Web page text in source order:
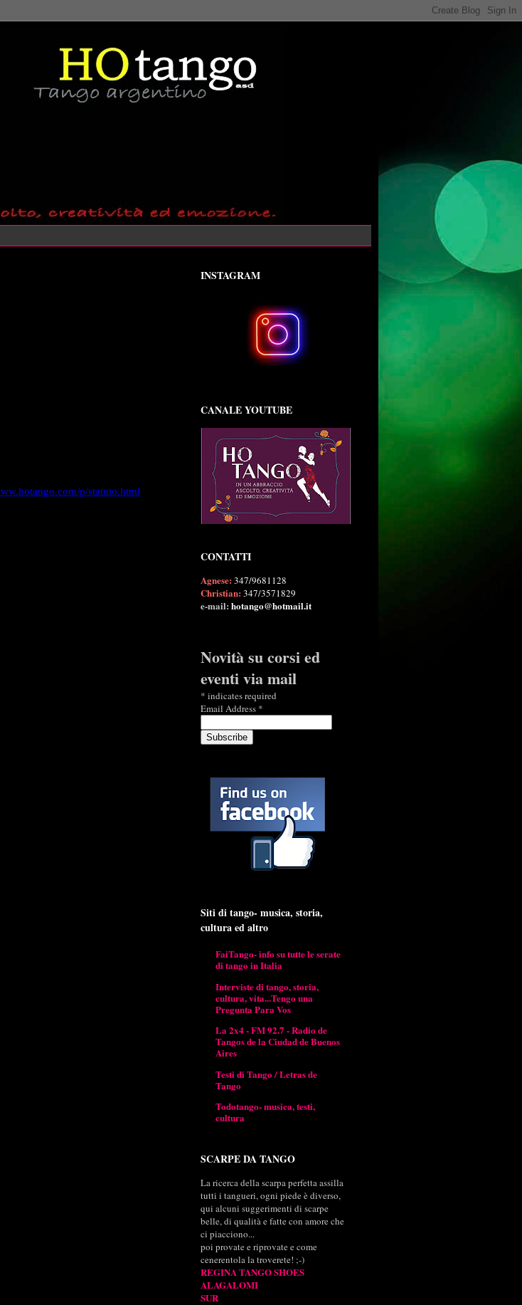
INSTAGRAM
CANALE YOUTUBE
CONTATTI
Agnese:347/9681128
Christian:347/3571829
e-mail: hotango@hotmail.it
Novità su corsi ed
eventi via mail
* indicates required
Email Address *
Siti di tango- musica, storia,
cultura ed altro
FaiTango- info su tutte le serate
di tango in Italia
Interviste di tango, storia,
cultura, vita...Tengo una
Pregunta Para Vos
La 2x4 - FM 92.7 - Radio de
Tangos de la Ciudad de Buenos
Aires
Testi di Tango / Letras de
Tango
Todotango- musica, testi,
cultura
SCARPE DA TANGO
La ricerca della scarpa perfetta assilla
tutti i tangueri, ogni piede è diverso,
qui alcuni suggerimenti di scarpe
belle, di qualità e fatte con amore che
ci piacciono...
poi provate e riprovate e come
cenerentola la troverete! ;-)
REGINA TANGO SHOES
ALAGALOMI
SUR